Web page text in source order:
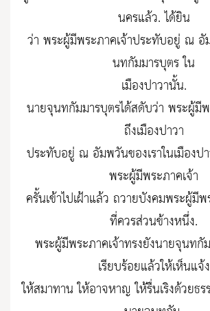
นครแล้ว. ได้ยิน
ว่า พระผู้มีพระภาคเจ้าประทับอยู่ ณ
นทกัมมารบุตร ใน
เมืองปาวานั้น.
นายจุนทกัมมารบุตรได้สดับว่า พระผู้มีพ
ถึงเมืองปาวา
ประทับอยู่ ณ อัมพวันของเราในเมืองปา
พระผู้มีพระภาคเจ้า
ครั้นเข้าไปเฝ้าแล้ว ถวายบังคมพระผู้มี
ที่ควรส่วนข้างหนึ่ง.
พระผู้มีพระภาคเจ้าทรงยังนายจุนทกั
เรียบร้อยแล้วให้เห็นแจ้ง
ให้สมาทาน ให้อาจหาญ ให้รื่นเริงด้วยธ